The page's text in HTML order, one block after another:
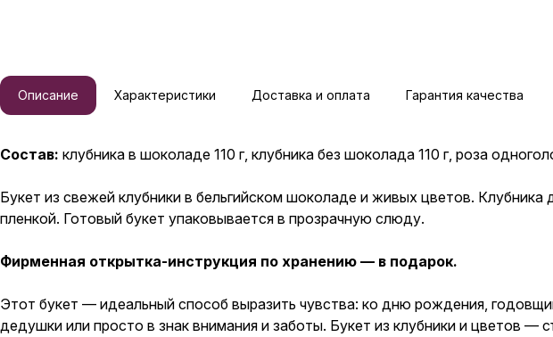
Описание Характеристики Доставка и оплата Гарантия качества
Состав: клубника в шоколаде 110 г, клубника без шоколада 110 г, роза
Букет из свежей клубники в бельгийском шоколаде и живых цветов.
пленкой. Готовый букет упаковывается в прозрачную слюду.
Фирменная открытка-инструкция по хранению — в подарок.
Этот букет — идеальный способ выразить чувства: ко дню рождения,
дедушки или просто в знак внимания и заботы. Букет из клубники и цветов